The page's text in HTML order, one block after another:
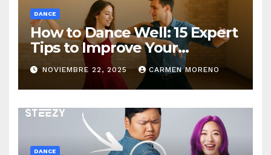
DANCE
How to Dance Well: 15 Expert
Tips to Improve Your
Dancing Skills Fast
NOVIEMBRE 22, 2025 CARMEN MORENO
DANCE